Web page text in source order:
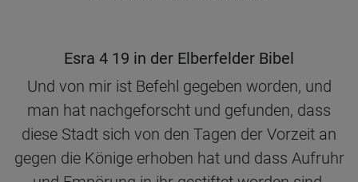
Esra 4 19 in der Elberfelder Bibel
Und von mir ist Befehl gegeben worden, und
man hat nachgeforscht und gefunden, dass
diese Stadt sich von den Tagen der Vorzeit an
gegen die Könige erhoben hat und dass Aufruhr